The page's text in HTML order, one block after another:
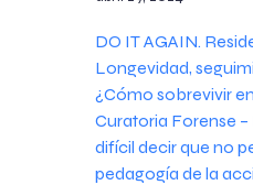
DO IT AGAIN.
Longevidad,
¿Cómo sobrevivir
Curatoria Forense
difícil decir que no
pedagogía de la